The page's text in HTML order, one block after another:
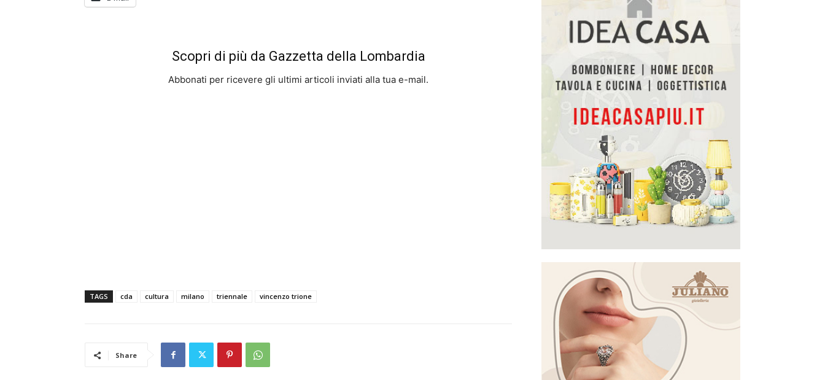
Scopri di più da Gazzetta della Lombardia
Abbonati per ricevere gli ultimi articoli inviati alla tua e-mail.
TAGS cda cultura milano triennale vincenzo trione
Share